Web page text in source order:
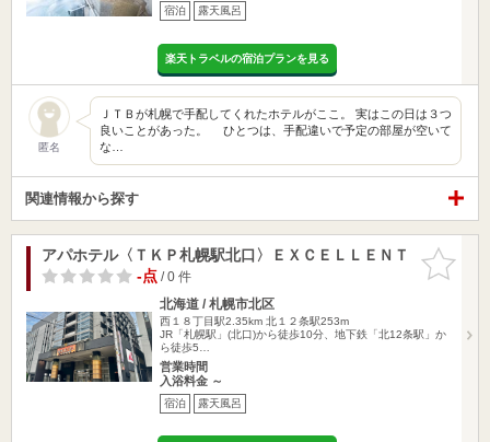
宿泊 露天風呂
楽天トラベルの宿泊プランを見る
匿名
ＪＴＢが札幌で手配してくれたホテルがここ。 実はこの日は３つ
良いことがあった。 ひとつは、手配違いで予定の部屋が空いて
な…
関連情報から探す
お気に入
りに追加
アパホテル〈ＴＫＰ札幌駅北口〉ＥＸＣＥＬＬＥＮＴ
-点/ 0 件
北海道 / 札幌市北区
西１８丁目駅2.35km 北１２条駅253m
JR「札幌駅」(北口)から徒歩10分、地下鉄「北12条駅」か
ら徒歩5…
営業時間
入浴料金 ～
宿泊 露天風呂